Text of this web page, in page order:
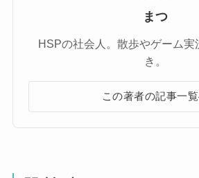
まつ
HSPの社会人。散歩やゲーム実
き。
この著者の記事一